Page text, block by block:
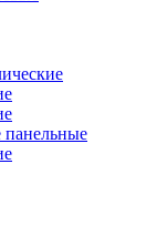
панельные